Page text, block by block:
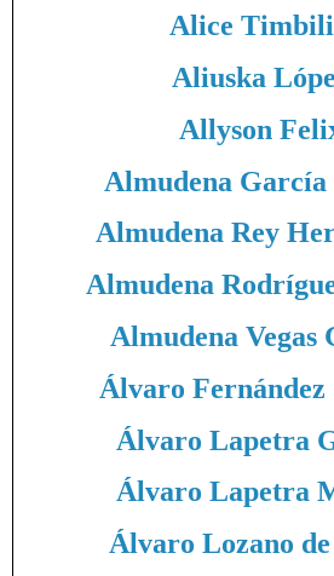
Alice
Aliuska
Allyson
Almudena García
Almudena Rey
Almudena
Almudena Vegas
Álvaro Fernández
Álvaro Lapetra
Álvaro Lapetra
Álvaro Lozano